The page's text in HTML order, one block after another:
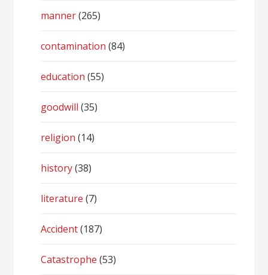
manner(265)
contamination (84)
education (55)
goodwill (35)
religion (14)
history(38)
literature (7)
Accident(187)
Catastrophe (53)